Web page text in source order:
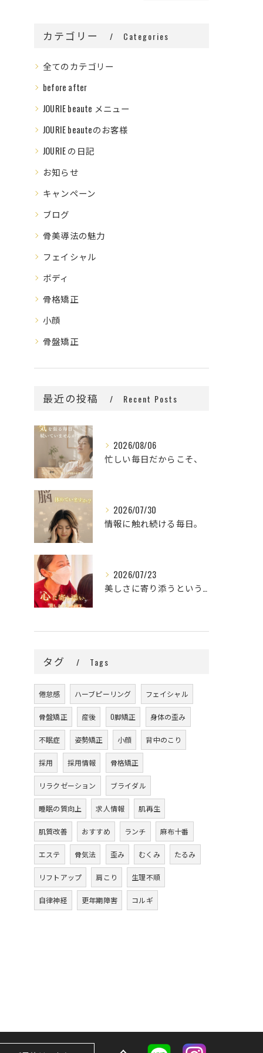
カテゴリー Categories
全てのカテゴリー
before after
JOURIE beaute メニュー
JOURIE beauteのお客様
JOURIE の日記
お知らせ
キャンペーン
ブログ
骨美導法の魅力
フェイシャル
ボディ
骨格矯正
小顔
骨盤矯正
最近の投稿 Recent Posts
2026/08/06
忙しい毎日だからこそ、
2026/07/30
情報に触れ続ける毎日。
2026/07/23
美しさに寄り添うということ。
タグ Tags
倦怠感 ハーブピーリング フェイシャル
骨盤矯正 産後 O脚矯正 身体の歪み
不眠症 姿勢矯正 小顔 背中のこり
採用 採用情報 骨格矯正
リラクゼーション ブライダル
睡眠の質向上 求人情報 肌再生
肌質改善 おすすめ ランチ 麻布十番
エステ 骨気法 歪み むくみ たるみ
リフトアップ 肩こり 生理不順
自律神経 更年期障害 コルギ